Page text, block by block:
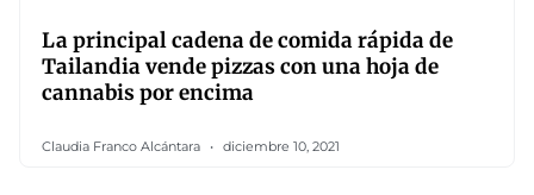
La principal cadena de comida rápida de
Tailandia vende pizzas con una hoja de
cannabis por encima
Claudia Franco Alcántara diciembre 10, 2021